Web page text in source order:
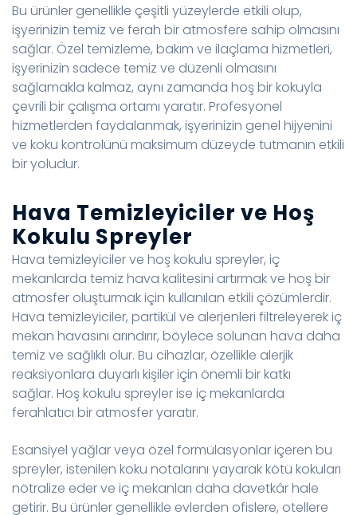
Bu ürünler genellikle çeşitli yüzeylerde etkili olup,
işyerinizin temiz ve ferah bir atmosfere sahip olmasını
sağlar. Özel temizleme, bakım ve ilaçlama hizmetleri,
işyerinizin sadece temiz ve düzenli olmasını
sağlamakla kalmaz, aynı zamanda hoş bir kokuyla
çevrili bir çalışma ortamı yaratır. Profesyonel
hizmetlerden faydalanmak, işyerinizin genel hijyenini
ve koku kontrolünü maksimum düzeyde tutmanın etkili
bir yoludur.
Hava Temizleyiciler ve Hoş
Kokulu Spreyler
Hava temizleyiciler ve hoş kokulu spreyler, iç
mekanlarda temiz hava kalitesini artırmak ve hoş bir
atmosfer oluşturmak için kullanılan etkili çözümlerdir.
Hava temizleyiciler, partikül ve alerjenleri filtreleyerek iç
mekan havasını arındırır, böylece solunan hava daha
temiz ve sağlıklı olur. Bu cihazlar, özellikle alerjik
reaksiyonlara duyarlı kişiler için önemli bir katkı
sağlar. Hoş kokulu spreyler ise iç mekanlarda
ferahlatıcı bir atmosfer yaratır.
Esansiyel yağlar veya özel formülasyonlar içeren bu
spreyler, istenilen koku notalarını yayarak kötü kokuları
nötralize eder ve iç mekanları daha davetkâr hale
getirir. Bu ürünler genellikle evlerden ofislere, otellere